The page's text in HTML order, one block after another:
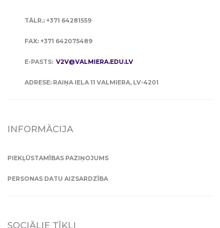
TĀLR.: +371 64281559
FAX: +371 642075489
E-PASTS: V2V@VALMIERA.EDU.LV
ADRESE: RAIŅA IELA 11 VALMIERA, LV-4201
INFORMĀCIJA
PIEKĻŪSTAMĪBAS PAZIŅOJUMS
PERSONAS DATU AIZSARDZĪBA
SOCIĀLIE TĪKLI